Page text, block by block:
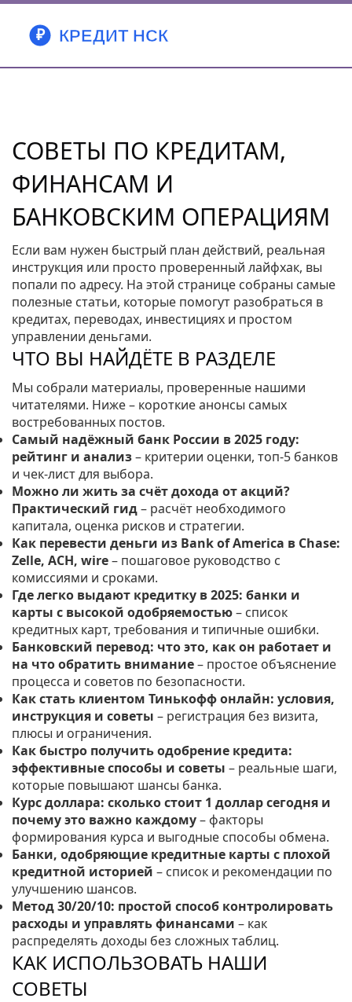
СОВЕТЫ ПО КРЕДИТАМ,
ФИНАНСАМ И
БАНКОВСКИМ ОПЕРАЦИЯМ
Если вам нужен быстрый план действий, реальная
инструкция или просто проверенный лайфхак, вы
попали по адресу. На этой странице собраны самые
полезные статьи, которые помогут разобраться в
кредитах, переводах, инвестициях и простом
управлении деньгами.
ЧТО ВЫ НАЙДЁТЕ В РАЗДЕЛЕ
Мы собрали материалы, проверенные нашими
читателями. Ниже – короткие анонсы самых
востребованных постов.
Самый надёжный банк России в 2025 году:
рейтинг и анализ– критерии оценки, топ‑5 банков
и чек‑лист для выбора.
Можно ли жить за счёт дохода от акций?
Практический гид– расчёт необходимого
капитала, оценка рисков и стратегии.
Как перевести деньги из Bank of America в Chase:
Zelle, ACH, wire– пошаговое руководство с
комиссиями и сроками.
Где легко выдают кредитку в 2025: банки и
карты с высокой одобряемостью– список
кредитных карт, требования и типичные ошибки.
Банковский перевод: что это, как он работает и
на что обратить внимание– простое объяснение
процесса и советов по безопасности.
Как стать клиентом Тинькофф онлайн: условия,
инструкция и советы – регистрация без визита,
плюсы и ограничения.
Как быстро получить одобрение кредита:
эффективные способы и советы – реальные шаги,
которые повышают шансы банка.
Курс доллара: сколько стоит 1 доллар сегодня и
почему это важно каждому– факторы
формирования курса и выгодные способы обмена.
Банки, одобряющие кредитные карты с плохой
кредитной историей – список и рекомендации по
улучшению шансов.
Метод 30/20/10: простой способ контролировать
расходы и управлять финансами – как
распределять доходы без сложных таблиц.
КАК ИСПОЛЬЗОВАТЬ НАШИ
СОВЕТЫ